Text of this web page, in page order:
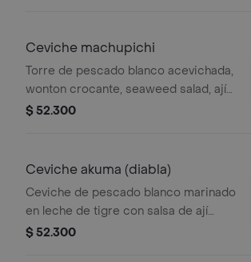
Ceviche machupichi
Torre de pescado blanco acevichada,
wonton crocante, seaweed salad, ají
dulce, mex de cebollas en leche de
$ 52.300
Ceviche akuma (diabla)
Ceviche de pescado blanco marinado
en leche de tigre con salsa de ají
peruano, mix de cebolla y cilantro.
$ 52.300